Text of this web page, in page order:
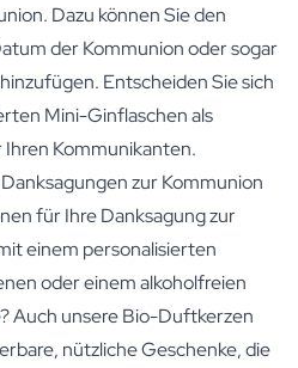
Dazu können Sie den
der Kommunion oder sogar
Entscheiden Sie sich
Mini-Ginflaschenals
Kommunikanten.
zur Kommunion
für Ihre Danksagung zur
einem personalisierten
oder einem alkoholfreien
Auch unsereBio-Duftkerzen
nützliche Geschenke, die